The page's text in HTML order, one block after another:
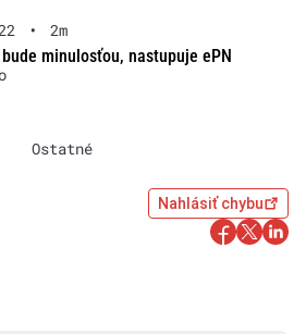
•
2m
minulosťou, nastupuje ePN
Ostatné
Nahlásiť chybu